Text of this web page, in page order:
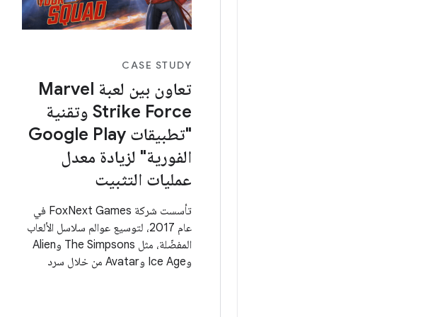
CASE STUDY
تعاون بين لعبة Marvel
Strike Force وتقنية
"تطبيقات Google Play
الفورية" لزيادة معدل
عمليات التثبيت
تأسست شركة FoxNext Games في
عام 2017، لتوسيع عوالم سلاسل الألعاب
المفضّلة، مثل The Simpsons وAlien
وIce Age وAvatar من خلال سرد